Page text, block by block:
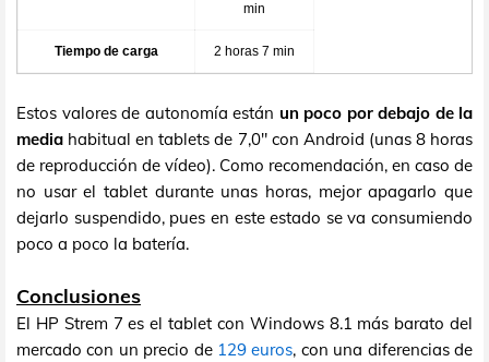
min
Tiempo de carga 2 horas 7 min
Estos valores de autonomía están un poco por debajo de la
media habitual en tablets de 7,0" con Android (unas 8 horas
de reproducción de vídeo). Como recomendación, en caso de
no usar el tablet durante unas horas, mejor apagarlo que
dejarlo suspendido, pues en este estado se va consumiendo
poco a poco la batería.
Conclusiones
El HP Strem 7 es el tablet con Windows 8.1 más barato del
mercado con un precio de 129 euros, con una diferencias de